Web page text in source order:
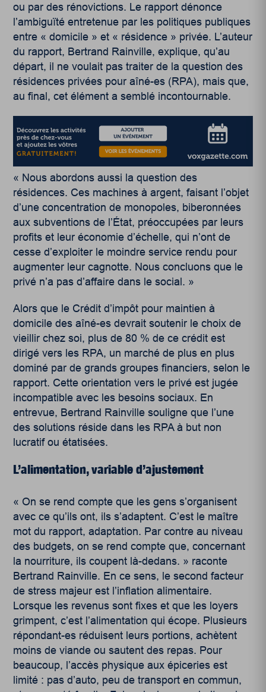
ou par des rénovictions. Le rapport dénonce
l’ambiguïté entretenue par les politiques publiques
entre « domicile » et « résidence » privée. L’auteur
du rapport, Bertrand Rainville, explique, qu’au
départ, il ne voulait pas traiter de la question des
résidences privées pour aîné-es (RPA), mais que,
au final, cet élément a semblé incontournable.
« Nous abordons aussi la question des
résidences. Ces machines à argent, faisant l’objet
d’une concentration de monopoles, biberonnées
aux subventions de l’État, préoccupées par leurs
profits et leur économie d’échelle, qui n’ont de
cesse d’exploiter le moindre service rendu pour
augmenter leur cagnotte. Nous concluons que le
privé n’a pas d’affaire dans le social. »
Alors que le Crédit d’impôt pour maintien à
domicile des aîné-es devrait soutenir le choix de
vieillir chez soi, plus de 80 % de ce crédit est
dirigé vers les RPA, un marché de plus en plus
dominé par de grands groupes financiers, selon le
rapport. Cette orientation vers le privé est jugée
incompatible avec les besoins sociaux. En
entrevue, Bertrand Rainville souligne que l’une
des solutions réside dans les RPA à but non
lucratif ou étatisées.
L’alimentation, variable d’ajustement
« On se rend compte que les gens s’organisent
avec ce qu’ils ont, ils s’adaptent. C’est le maître
mot du rapport, adaptation. Par contre au niveau
des budgets, on se rend compte que, concernant
la nourriture, ils coupent là-dedans. » raconte
Bertrand Rainville. En ce sens, le second facteur
de stress majeur est l’inflation alimentaire.
Lorsque les revenus sont fixes et que les loyers
grimpent, c’est l’alimentation qui écope. Plusieurs
répondant-es réduisent leurs portions, achètent
moins de viande ou sautent des repas. Pour
beaucoup, l’accès physique aux épiceries est
limité : pas d’auto, peu de transport en commun,